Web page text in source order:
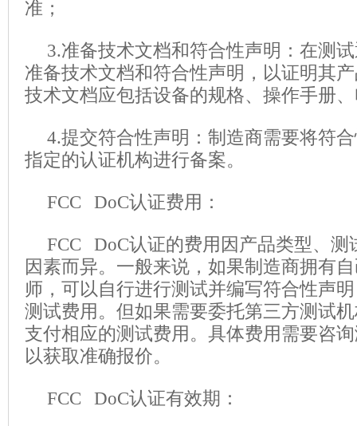
准；
3.准备技术文档和符合性声明：在测
准备技术文档和符合性声明，以证明其
技术文档应包括设备的规格、操作手册
4.提交符合性声明：制造商需要将符
指定的认证机构进行备案。
FCC DoC认证费用：
FCC DoC认证的费用因产品类型、测
因素而异。一般来说，如果制造商拥有
师，可以自行进行测试并编写符合性声
测试费用。但如果需要委托第三方测试
支付相应的测试费用。具体费用需要咨
以获取准确报价。
FCC DoC认证有效期：